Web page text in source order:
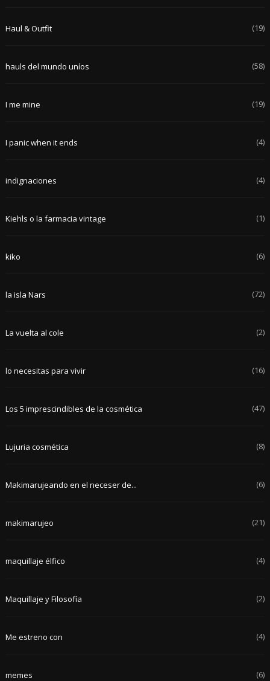
Haul & Outfit (19)
hauls del mundo uníos (58)
I me mine (19)
I panic when it ends (4)
indignaciones (4)
Kiehls o la farmacia vintage (1)
kiko (6)
la isla Nars (72)
La vuelta al cole (2)
lo necesitas para vivir (16)
Los 5 imprescindibles de la cosmética (47)
Lujuria cosmética (8)
Makimarujeando en el neceser de... (6)
makimarujeo (21)
maquillaje élfico (4)
Maquillaje y Filosofía (2)
Me estreno con (4)
memes (6)